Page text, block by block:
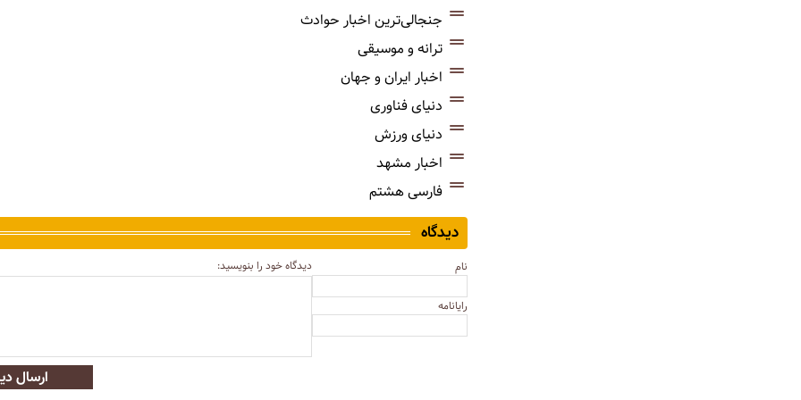
جنجالی‌ترین اخبار حوادث
ترانه و موسیقی
اخبار ایران و جهان
دنیای فناوری
دنیای ورزش
اخبار مشهد
فارسی هشتم
دیدگاه
نام
رایانامه
دیدگاه خود را بنویسید:
ارسال